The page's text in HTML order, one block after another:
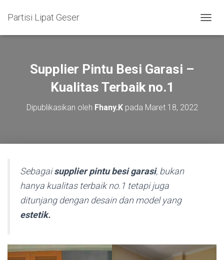
Partisi Lipat Geser
O
Supplier Pintu Besi Garasi –
Kualitas Terbaik no.1
Dipublikasikan oleh Fhany.Kpada Maret 18, 2022
Sebagaisupplier pintu besi garasi, bukan
hanya kualitas terbaik no.1 tetapi juga
ditunjang dengan desain dan model yang
estetik.